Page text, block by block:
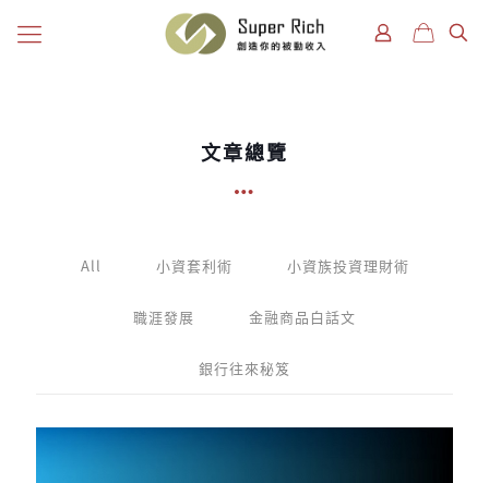
文章總覽
All 小資套利術 小資族投資理財術
職涯發展 金融商品白話文
銀行往來秘笈